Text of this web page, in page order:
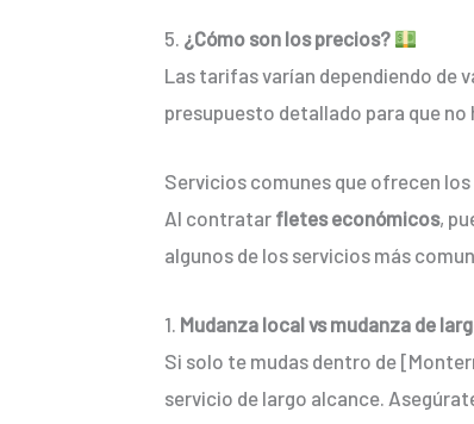
5. ¿Cómo son los precios?
Las tarifas varían dependiendo de
presupuesto detallado para que no
Servicios comunes que ofrecen
Al contratar fletes económicos,
algunos de los servicios más
1. Mudanza local vs mudanza de
Si solo te mudas dentro de
servicio de largo alcance.